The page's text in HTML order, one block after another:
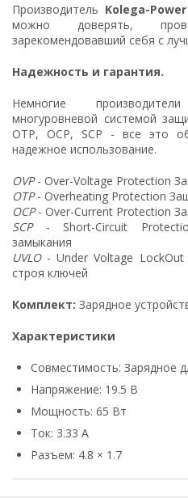
Производитель Kolega-Power
можно доверять,
зарекомендовавший себя с
Надежность и гарантия.
Немногие
многуровневой системой
OTP, OCP, SCP - все это
надежное использование.
OVP- Over-Voltage Protection
OTP- Overheating Protection
OCP- Over-Current Protection
SCP- Short-Circuit
замыкания
UVLO- Under Voltage LockOut
строя ключей
Комплект: Зарядное
Характеристики
Совместимость: Зарядное
Напряжение: 19.5 В
Мощность: 65 Вт
Ток: 3.33 А
Разъем: 4.8 × 1.7